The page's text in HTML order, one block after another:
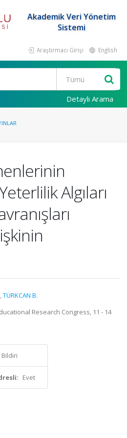
Akademik Veri Yönetim
Sistemi
Araştırmacı Girişi English
Detaylı Arama
Algıları
,TÜRKCAN B.
Research Congress, 11 - 14
Evet